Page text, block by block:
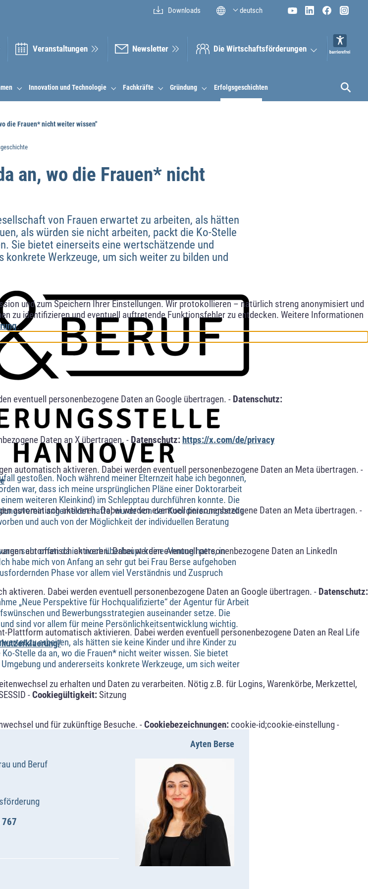
und zum Speichern Ihrer Einstellungen. Wir protokollieren – natürlich streng anonymisiert und
zu identifizieren und eventuell auftretende Funktionsfehler zu entdecken. Weitere Informationen
.
eventuell personenbezogene Daten an Google übertragen. - Datenschutz:
Daten an X übertragen. - Datenschutz: https://x.com/de/privacy
automatisch aktiveren. Dabei werden eventuell personenbezogene Daten an Meta übertragen. -
automatisch aktiveren. Dabei werden eventuell personenbezogene Daten an Meta übertragen. -
automatisch aktiveren. Dabei werden eventuell personenbezogene Daten an LinkedIn
aktiveren. Dabei werden eventuell personenbezogene Daten an Google übertragen. - Datenschutz:
Plattform automatisch aktivieren. Dabei werden eventuell personenbezogene Daten an Real Life
zu erhalten und Daten zu verarbeiten. Nötig z.B. für Logins, Warenkörbe, Merkzettel,
-Cookiegültigkeit:Sitzung
und für zukünftige Besuche. -Cookiebezeichnungen: cookie-id;cookie-einstellung -
Innovation und Technologie Fachkräfte Gründung Erfolgsgeschichten
Downloads deutsch
Veranstal­tungen Newsletter Die Wirt­schaftsför­derungen
die Frauen* nicht weiter wissen"
an, wo die Frauen* nicht
von Frauen erwartet zu arbeiten, als hätten
als würden sie nicht arbeiten, packt die Ko-Stelle
Sie bietet einerseits eine wertschätzende und
konkrete Werkzeuge, um sich weiter zu bilden und
gestoßen. Noch während meiner Elternzeit habe ich begonnen,
war, dass ich meine ursprünglichen Pläne einer Doktorarbeit
weiteren Kleinkind) im Schlepptau durchführen konnte. Die
angemeldet hatte, wurde von der Koordinierungsstelle
und auch von der Möglichkeit der individuellen Beratung
sehr offen da ich noch überhaupt keine Ahnung hatte, in
habe mich von Anfang an sehr gut bei Frau Berse aufgehoben
Phase vor allem viel Verständnis und Zuspruch
„Neue Perspektive für Hochqualifizierte“ der Agentur für Arbeit
und Bewerbungsstrategien auseinander setze. Die
sind vor allem für meine Persönlichkeitsentwicklung wichtig.
zu arbeiten, als hätten sie keine Kinder und ihre Kinder zu
Stelle da an, wo die Frauen* nicht weiter wissen. Sie bietet
und andererseits konkrete Werkzeuge, um sich weiter
Ayten Berse
und Beruf
767